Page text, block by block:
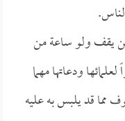
يقف ولو ساعة من
ودعاتها مهما
مما قد يلبس به عليه